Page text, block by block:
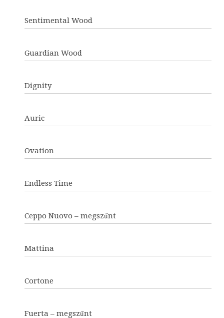
Sentimental Wood
Guardian Wood
Dignity
Auric
Ovation
Endless Time
Ceppo Nuovo – megszűnt
Mattina
Cortone
Fuerta – megszűnt